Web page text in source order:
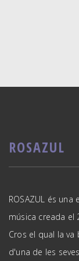
ROSAZUL
ROSAZUL és
música creada el
Cros el qual la
d'una de les